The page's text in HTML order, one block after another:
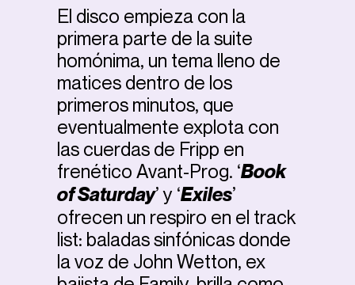
El disco empieza con la
primera parte de la suite
homónima, un tema lleno de
matices dentro de los
primeros minutos, que
eventualmente explota con
las cuerdas de Fripp en
frenético Avant-Prog. ‘Book
of Saturday’ y ‘Exiles’
ofrecen un respiro en el track
list: baladas sinfónicas donde
la voz de John Wetton, ex